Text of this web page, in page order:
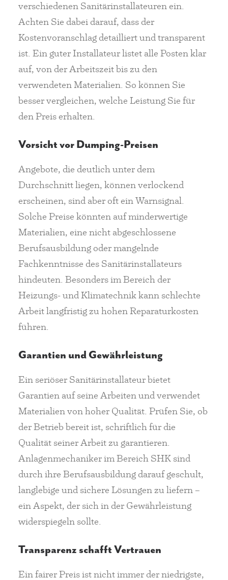
verschiedenen Sanitärinstallateuren ein.
Achten Sie dabei darauf, dass der
Kostenvoranschlag detailliert und transparent
ist. Ein guter Installateur listet alle Posten klar
auf, von der Arbeitszeit bis zu den
verwendeten Materialien. So können Sie
besser vergleichen, welche Leistung Sie für
den Preis erhalten.
Vorsicht vor Dumping-Preisen
Angebote, die deutlich unter dem
Durchschnitt liegen, können verlockend
erscheinen, sind aber oft ein Warnsignal.
Solche Preise könnten auf minderwertige
Materialien, eine nicht abgeschlossene
Berufsausbildung oder mangelnde
Fachkenntnisse des Sanitärinstallateurs
hindeuten. Besonders im Bereich der
Heizungs- und Klimatechnik kann schlechte
Arbeit langfristig zu hohen Reparaturkosten
führen.
Garantien und Gewährleistung
Ein seriöser Sanitärinstallateur bietet
Garantien auf seine Arbeiten und verwendet
Materialien von hoher Qualität. Prüfen Sie, ob
der Betrieb bereit ist, schriftlich für die
Qualität seiner Arbeit zu garantieren.
Anlagenmechaniker im Bereich SHK sind
durch ihre Berufsausbildung darauf geschult,
langlebige und sichere Lösungen zu liefern –
ein Aspekt, der sich in der Gewährleistung
widerspiegeln sollte.
Transparenz schafft Vertrauen
Ein fairer Preis ist nicht immer der niedrigste,